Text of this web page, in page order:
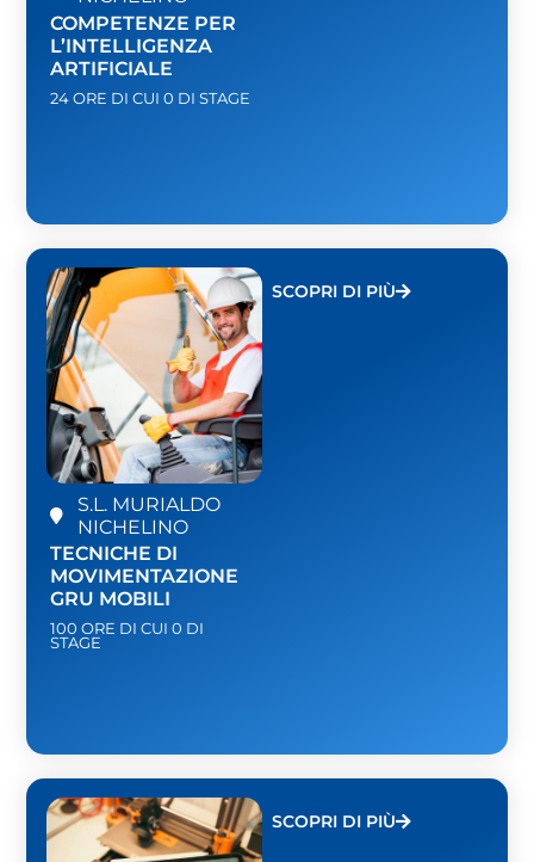
COMPETENZE PER
L’INTELLIGENZA
ARTIFICIALE
24 ORE DI CUI 0 DI STAGE
S.L. MURIALDO
NICHELINO
TECNICHE DI
MOVIMENTAZIONE
GRU MOBILI
100 ORE DI CUI 0 DI
STAGE
SCOPRI DI PIÙ
SCOPRI DI PIÙ